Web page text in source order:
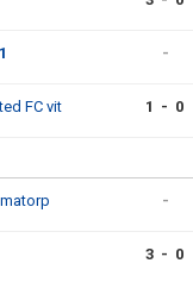
-
FC vit 1 - 0
-
3 - 0